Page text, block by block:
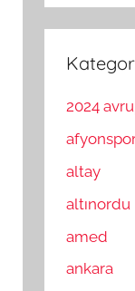
2024
altay
altınordu
amed
ankara